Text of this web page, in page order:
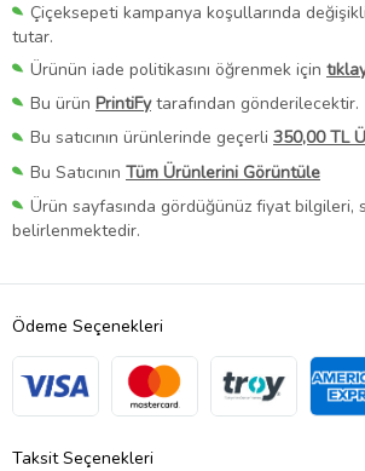
Çiçeksepeti kampanya koşullarında
tutar.
Ürünün iade politikasını öğrenmek için
Bu ürün PrintiFytarafından gönderilecektir.
Bu satıcının ürünlerinde geçerli 350,00 TL
Bu Satıcının Tüm Ürünlerini Görüntüle
Ürün sayfasında gördüğünüz fiyat bilgileri,
belirlenmektedir.
Ödeme Seçenekleri
Taksit Seçenekleri